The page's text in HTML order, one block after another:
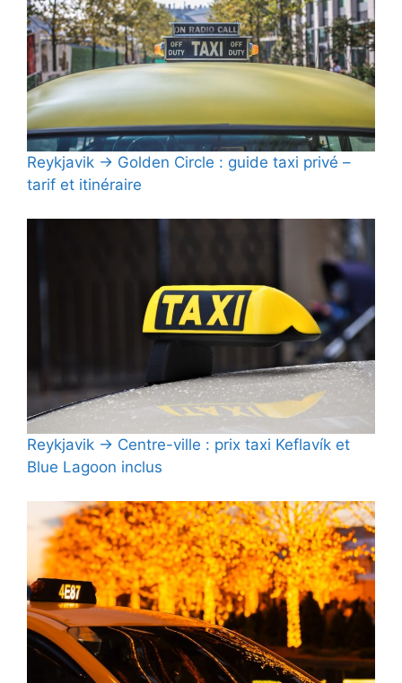
Reykjavik → Golden Circle : guide taxi privé –
tarif et itinéraire
Reykjavik → Centre-ville : prix taxi Keflavík et
Blue Lagoon inclus